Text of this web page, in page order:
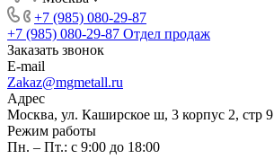
+7 (985) 080-29-87
+7 (985) 080-29-87 Отдел продаж
Заказать звонок
E-mail
Zakaz@mgmetall.ru
Адрес
Москва, ул. Каширское ш, 3 корпус 2, стр 9
Режим работы
Пн. – Пт.: с 9:00 до 18:00